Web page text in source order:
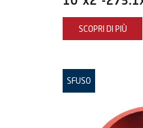
SCOPRI DI PIÙ
SFUSO